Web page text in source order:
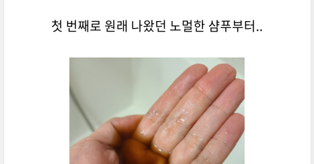
첫 번째로 원래 나왔던 노멀한 샴푸부터..